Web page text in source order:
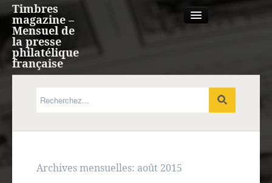
Timbres
magazine –
Mensuel de
la presse
philatélique
française
Expression française
Archives mensuelles: août 2015